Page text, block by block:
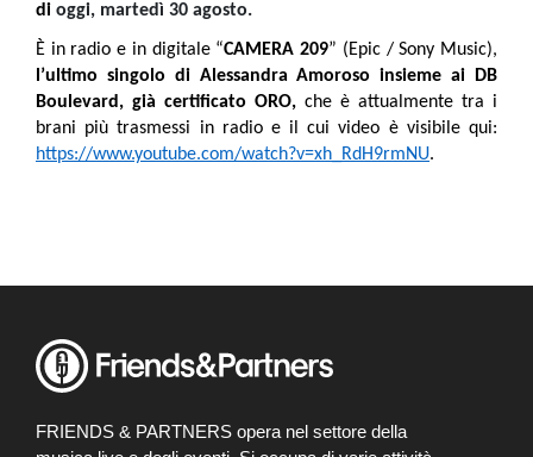
di oggi, martedì 30 agosto.
È in radio e in digitale “CAMERA 209” (Epic / Sony Music),
l’ultimo singolo di Alessandra Amoroso insieme ai DB
Boulevard, già certificato ORO, che è attualmente tra i
brani più trasmessi in radio e il cui video è visibile qui:
https://www.youtube.com/watch?v=xh_RdH9rmNU.
FRIENDS & PARTNERS opera nel settore della